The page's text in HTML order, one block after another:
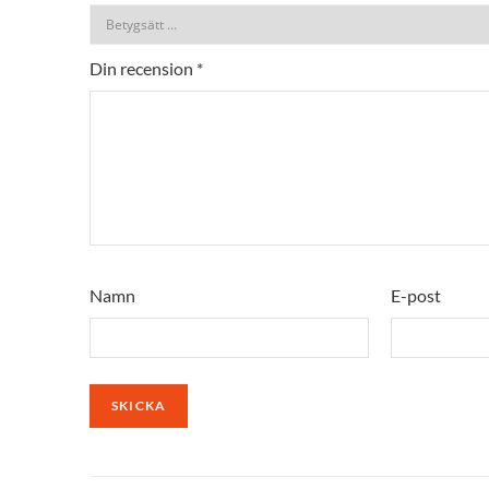
Din recension *
Namn E-post